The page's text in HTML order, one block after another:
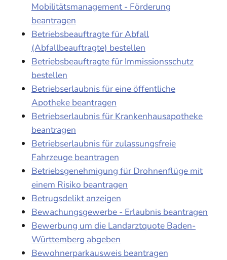
Mobilitätsmanagement - Förderung
beantragen
Betriebsbeauftragte für Abfall
(Abfallbeauftragte) bestellen
Betriebsbeauftragte für Immissionsschutz
bestellen
Betriebserlaubnis für eine öffentliche
Apotheke beantragen
Betriebserlaubnis für Krankenhausapotheke
beantragen
Betriebserlaubnis für zulassungsfreie
Fahrzeuge beantragen
Betriebsgenehmigung für Drohnenflüge mit
einem Risiko beantragen
Betrugsdelikt anzeigen
Bewachungsgewerbe - Erlaubnis beantragen
Bewerbung um die Landarztquote Baden-
Württemberg abgeben
Bewohnerparkausweis beantragen